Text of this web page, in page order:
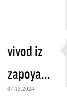
vivod iz
zapoya...
07.12.2024